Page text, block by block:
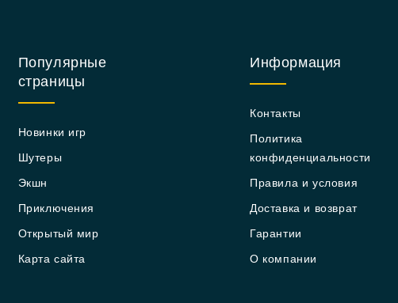
Популярные
страницы
Новинки игр
Шутеры
Экшн
Приключения
Открытый мир
Карта сайта
Информация
Контакты
Политика
конфиденциальности
Правила и условия
Доставка и возврат
Гарантии
О компании